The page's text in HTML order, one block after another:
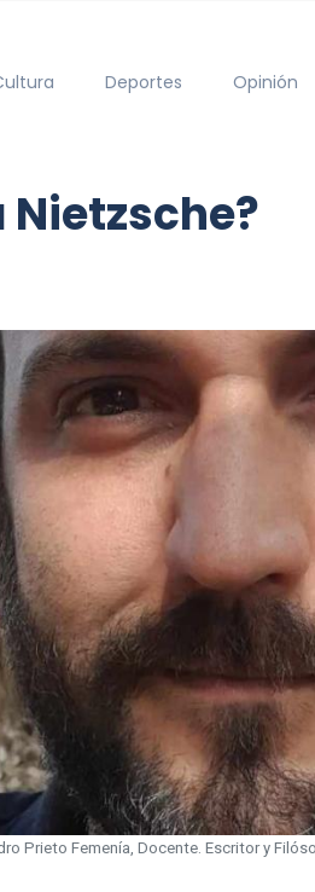
Deportes Opinión
Nietzsche?
Prieto Femenía, Docente. Escritor y